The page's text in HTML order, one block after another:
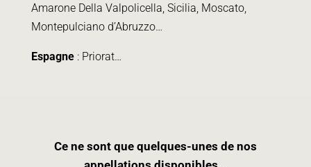
Amarone Della Valpolicella, Sicilia, Moscato,
Montepulciano d’Abruzzo…
Espagne: Priorat…
Ce ne sont que quelques-unes de nos